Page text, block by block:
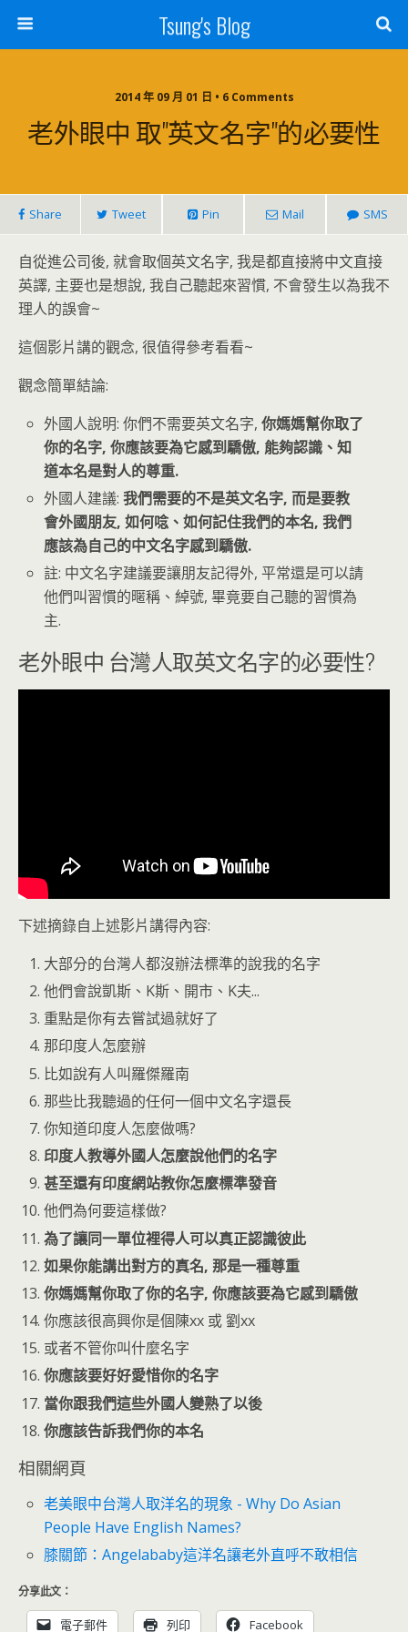
Tsung's Blog
2014 年 09 月 01 日 • 6 Comments
老外眼中 取"英文名字"的必要性
Share Tweet Pin Mail SMS
自從進公司後, 就會取個英文名字, 我是都直接將中文直接
英譯, 主要也是想說, 我自己聽起來習慣, 不會發生以為我不
理人的誤會~
這個影片講的觀念, 很值得參考看看~
觀念簡單結論:
外國人說明: 你們不需要英文名字,你媽媽幫你取了
你的名字, 你應該要為它感到驕傲, 能夠認識、知
道本名是對人的尊重.
外國人建議:我們需要的不是英文名字, 而是要教
會外國朋友, 如何唸、如何記住我們的本名, 我們
應該為自己的中文名字感到驕傲.
註: 中文名字建議要讓朋友記得外, 平常還是可以請
他們叫習慣的暱稱、綽號, 畢竟要自己聽的習慣為
主.
老外眼中 台灣人取英文名字的必要性?
下述摘錄自上述影片講得內容:
大部分的台灣人都沒辦法標準的說我的名字
他們會說凱斯、K斯、開市、K夫...
重點是你有去嘗試過就好了
那印度人怎麼辦
比如說有人叫羅傑羅南
那些比我聽過的任何一個中文名字還長
你知道印度人怎麼做嗎?
印度人教導外國人怎麼說他們的名字
甚至還有印度網站教你怎麼標準發音
他們為何要這樣做?
為了讓同一單位裡得人可以真正認識彼此
如果你能講出對方的真名, 那是一種尊重
你媽媽幫你取了你的名字, 你應該要為它感到驕傲
你應該很高興你是個陳xx 或 劉xx
或者不管你叫什麼名字
你應該要好好愛惜你的名字
當你跟我們這些外國人變熟了以後
你應該告訴我們你的本名
相關網頁
老美眼中台灣人取洋名的現象 - Why Do Asian
People Have English Names?
膝關節：Angelababy這洋名讓老外直呼不敢相信
分享此文：
電子郵件 列印 Facebook